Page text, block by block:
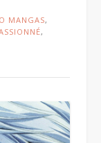
MANGAS,
,